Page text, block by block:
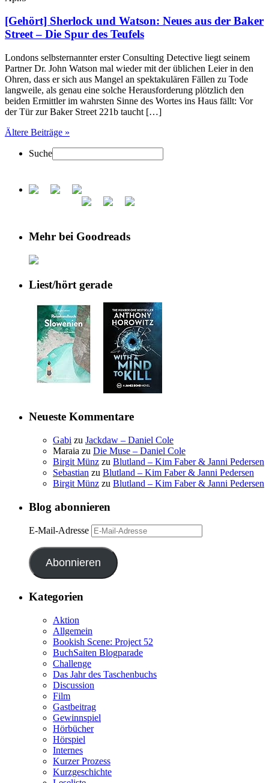
[Gehört] Sherlock und Watson: Neues aus der Baker
Street – Die Spur des Teufels
Londons selbsternannter erster Consulting Detective liegt seinem
Partner Dr. John Watson mal wieder mit der üblichen Leier in den
Ohren, dass er sich aus Mangel an spektakulären Fällen zu Tode
langweile, als genau eine solche Herausforderung plötzlich den
beiden Ermittler im wahrsten Sinne des Wortes ins Haus fällt: Vor
der Tür zur Baker Street 221b taucht […]
Ältere Beiträge »
Suche
Mehr bei Goodreads
Liest/hört gerade
Neueste Kommentare
Gabi zu Jackdaw – Daniel Cole
Maraia zu Die Muse – Daniel Cole
Birgit Münz zu Blutland – Kim Faber & Janni Pedersen
Sebastian zu Blutland – Kim Faber & Janni Pedersen
Birgit Münz zu Blutland – Kim Faber & Janni Pedersen
Blog abonnieren
E-Mail-Adresse
Abonnieren
Kategorien
Aktion
Allgemein
Bookish Scene: Project 52
BuchSaiten Blogparade
Challenge
Das Jahr des Taschenbuchs
Discussion
Film
Gastbeitrag
Gewinnspiel
Hörbücher
Hörspiel
Internes
Kurzer Prozess
Kurzgeschichte